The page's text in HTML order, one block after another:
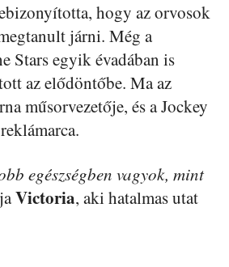
hogy az orvosok
járni. Még a
Stars egyik évadában is
az elődöntőbe. Ma az
műsorvezetője, és a Jockey
egészségben vagyok, mint
Victoria, aki hatalmas utat